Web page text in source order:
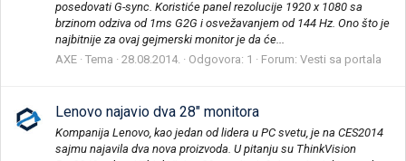
posedovati G-sync. Koristiće panel rezolucije 1920 x 1080 sa
brzinom odziva od 1ms G2G i osvežavanjem od 144 Hz. Ono što je
najbitnije za ovaj gejmerski monitor je da će...
AXE Tema 28.08.2014. Odgovora: 1 Forum: Vesti sa portala
Lenovo najavio dva 28" monitora
Kompanija Lenovo, kao jedan od lidera u PC svetu, je na CES2014
sajmu najavila dva nova proizvoda. U pitanju su ThinkVision